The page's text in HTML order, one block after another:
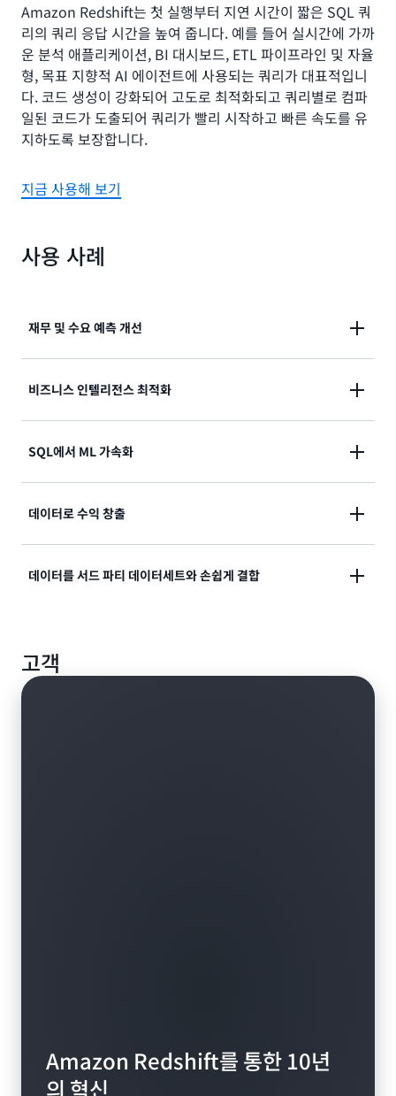
Amazon Redshift는 첫 실행부터 지연 시간이 짧은 SQL 쿼
리의 쿼리 응답 시간을 높여 줍니다. 예를 들어 실시간에 가까
운 분석 애플리케이션, BI 대시보드, ETL 파이프라인 및 자율
형, 목표 지향적 AI 에이전트에 사용되는 쿼리가 대표적입니
다. 코드 생성이 강화되어 고도로 최적화되고 쿼리별로 컴파
일된 코드가 도출되어 쿼리가 빨리 시작하고 빠른 속도를 유
지하도록 보장합니다.
지금 사용해 보기
사용 사례
재무 및 수요 예측 개선
초당 수백 메가바이트의 데이터를 수집하므로 거의 실시
할 수 있습니다.
비즈니스 인텔리전스 최적화
Amazon QuickSight, Tableau, Microsoft PowerBI
SQL에서 ML 가속화
SQL을 사용하여 예측 분석, 분류, 회귀 등을 비롯한 다
데이터로 수익 창출
데이터베이스, 데이터 웨어하우스, 데이터 레이크 전반
데이터를 수익화하며, 새로운 수익원을 개발할 수 있습
니다.
데이터를 서드 파티 데이터세트와 손쉽게 결합
석, 날씨 데이터와 같은 서드 파티 데이터를 구독하고
Amazon Redshift의 데이터와 결합할 수 있습니다. 라
고객
Amazon Redshift를 통한 10년
의 혁신